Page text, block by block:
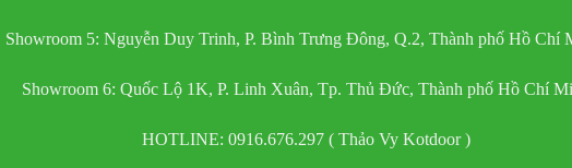
Showroom 5: Nguyễn Duy Trinh, P. Bình Trưng Đông, Q.2, Thành phố Hồ Chí
Showroom 6: Quốc Lộ 1K, P. Linh Xuân, Tp. Thủ Đức, Thành phố Hồ Chí
HOTLINE: 0916.676.297 ( Thảo Vy Kotdoor )